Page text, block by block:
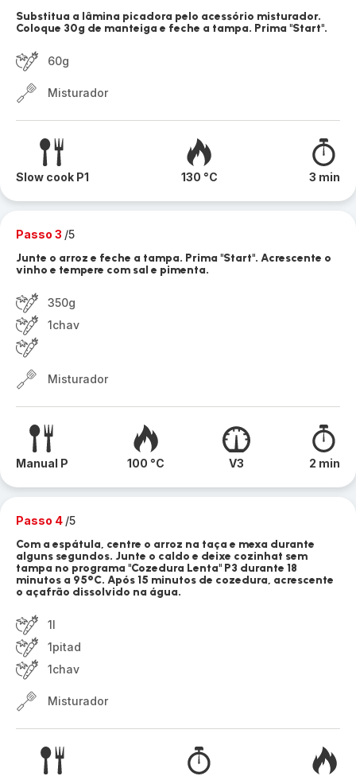
Substitua a lâmina picadora pelo acessório misturador.
Coloque 30g de manteiga e feche a tampa. Prima "Start".
60g
Misturador
Slow cook P1 130 °C 3 min
Passo 3 /5
Junte o arroz e feche a tampa. Prima "Start". Acrescente o
vinho e tempere com sal e pimenta.
350g
1chav
Misturador
Manual P 100 °C V3 2 min
Passo 4 /5
Com a espátula, centre o arroz na taça e mexa durante
alguns segundos. Junte o caldo e deixe cozinhat sem
tampa no programa "Cozedura Lenta" P3 durante 18
minutos a 95°C. Após 15 minutos de cozedura, acrescente
o açafrão dissolvido na água.
1l
1pitad
1chav
Misturador